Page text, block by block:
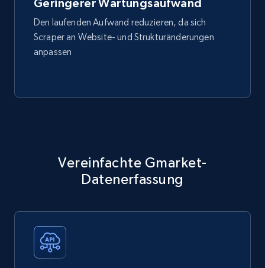
Geringerer Wartungsaufwand
Den laufenden Aufwand reduzieren, da sich
Scraper an Website- und Strukturänderungen
anpassen
Vereinfachte Gmarket-
Datenerfassung